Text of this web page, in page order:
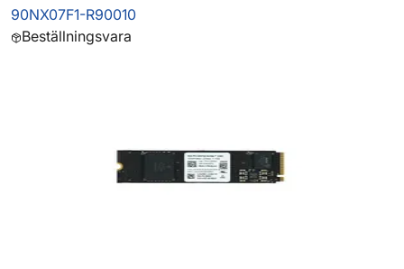
90NX07F1-R90010
Beställningsvara